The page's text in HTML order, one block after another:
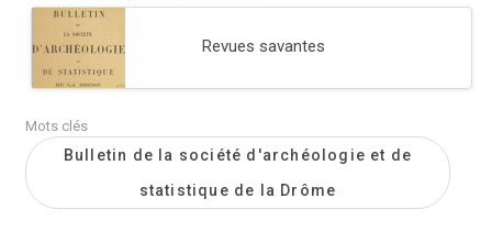
Revues savantes
Mots clés
Bulletin de la société d'archéologie et de
statistique de la Drôme